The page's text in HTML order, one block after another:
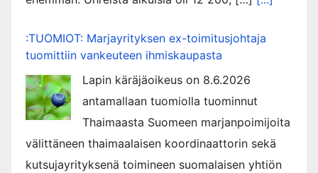
:TUOMIOT: Marjayrityksen ex-toimitusjohtaja
tuomittiin vankeuteen ihmiskaupasta
Lapin käräjäoikeus on 8.6.2026
antamallaan tuomiolla tuominnut
Thaimaasta Suomeen marjanpoimijoita
välittäneen thaimaalaisen koordinaattorin sekä
kutsujayrityksenä toimineen suomalaisen yhtiön